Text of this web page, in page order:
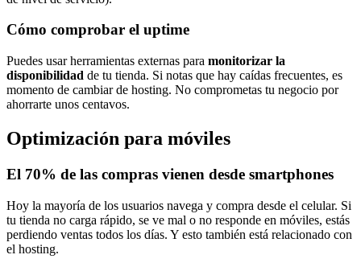
Cómo comprobar el uptime
Puedes usar herramientas externas para monitorizar la
disponibilidad de tu tienda. Si notas que hay caídas frecuentes, es
momento de cambiar de hosting. No comprometas tu negocio por
ahorrarte unos centavos.
Optimización para móviles
El 70% de las compras vienen desde smartphones
Hoy la mayoría de los usuarios navega y compra desde el celular. Si
tu tienda no carga rápido, se ve mal o no responde en móviles, estás
perdiendo ventas todos los días. Y esto también está relacionado con
el hosting.